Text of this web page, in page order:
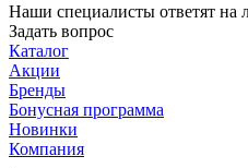
Наши специалисты ответят
Задать вопрос
Каталог
Акции
Бренды
Бонусная программа
Новинки
Компания